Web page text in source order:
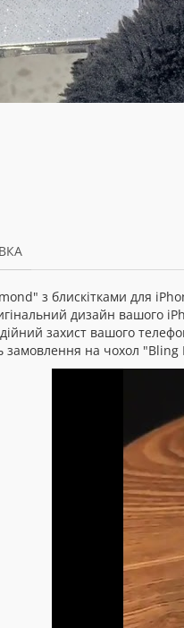
з блискітками для
дизайн вашого
захист вашого
на чохол "Bling